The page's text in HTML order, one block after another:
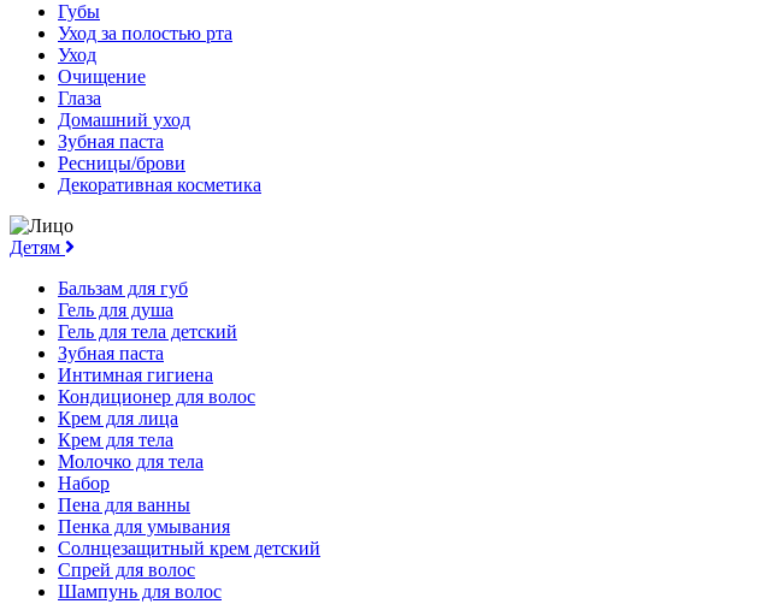
Губы
Уход за полостью рта
Уход
Очищение
Глаза
Домашний уход
Зубная паста
Ресницы/брови
Декоративная косметика
Детям
Бальзам для губ
Гель для душа
Гель для тела детский
Зубная паста
Интимная гигиена
Кондиционер для волос
Крем для лица
Крем для тела
Молочко для тела
Набор
Пена для ванны
Пенка для умывания
Солнцезащитный крем детский
Спрей для волос
Шампунь для волос